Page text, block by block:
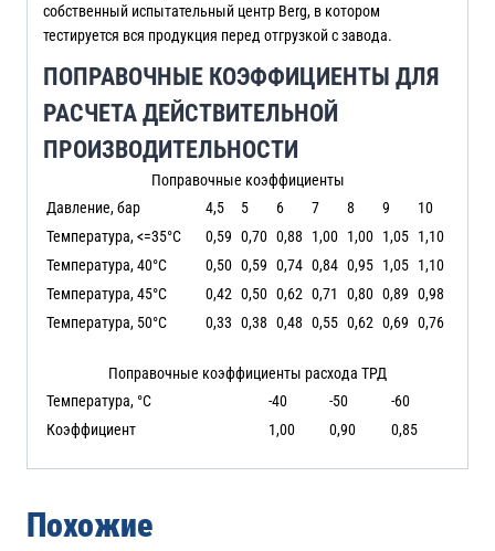
собственный испытательный центр Berg, в котором
тестируется вся продукция перед отгрузкой с завода.
ПОПРАВОЧНЫЕ КОЭФФИЦИЕНТЫ ДЛЯ
РАСЧЕТА ДЕЙСТВИТЕЛЬНОЙ
ПРОИЗВОДИТЕЛЬНОСТИ
Поправочные коэффициенты
Давление, бар
4,5 5 6 7 8 9
10
Температура, <=35°C
0,59 0,70 0,88 1,00 1,00 1,05 1,10
Температура, 40°C
0,50 0,59 0,74 0,84 0,95 1,05 1,10
Температура, 45°C
0,42 0,50 0,62 0,71 0,80 0,89 0,98
Температура, 50°C
0,33 0,38 0,48 0,55 0,62 0,69 0,76
Поправочные коэффициенты расхода ТРД
Температура, °C
-40 -50
-60
Коэффициент
1,00 0,90 0,85
Похожие